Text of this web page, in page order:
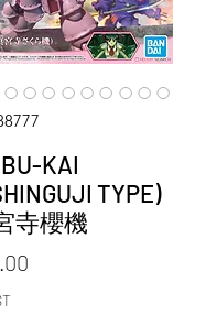
KAI
TYPE)
寺櫻機
Price